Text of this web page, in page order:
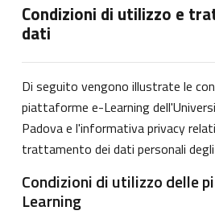
Condizioni di utilizzo e
dati
Di seguito vengono illustrate le
piattaforme e-Learning
Padova e l'informativa privacy
trattamento dei dati personali
Condizioni di utilizzo delle
Learning